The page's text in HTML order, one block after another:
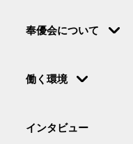
（入職時には個人
１.応募者本人の同
奉優会について
働く環境
インタビュー